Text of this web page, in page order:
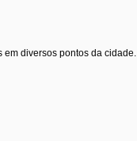
em diversos pontos da cidade.